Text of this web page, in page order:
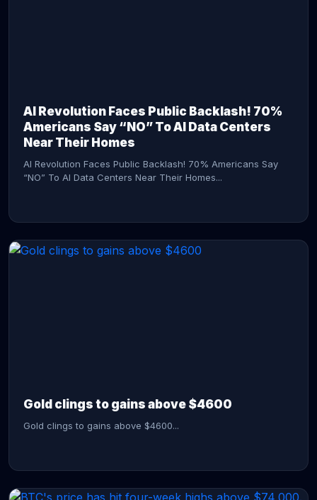
AI Revolution Faces Public Backlash! 70%
Americans Say “NO” To AI Data Centers
Near Their Homes
AI Revolution Faces Public Backlash! 70% Americans Say
“NO” To AI Data Centers Near Their Homes...
Gold clings to gains above $4600
Gold clings to gains above $4600...